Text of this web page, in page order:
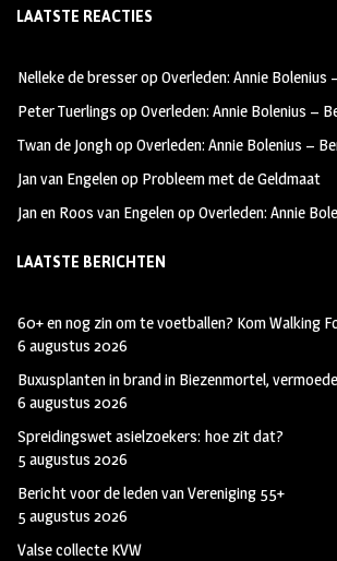
e
k
s
r
a
w
e
r
LAATSTE REACTIES
Nelleke de bresseropOverleden: Annie Bolenius
Peter Tuerlings opOverleden: Annie Bolenius –
Twan de JonghopOverleden: Annie Bolenius –
Jan van Engelenop Probleem met de Geldmaat
Jan en Roos van EngelenopOverleden: Annie
LAATSTE BERICHTEN
60+ en nog zin om te voetballen? Kom Walking
6 augustus 2026
Buxusplanten in brand in Biezenmortel,
6 augustus 2026
Spreidingswet asielzoekers: hoe zit dat?
5 augustus 2026
Bericht voor de leden van Vereniging 55+
5 augustus 2026
Valse collecte KVW